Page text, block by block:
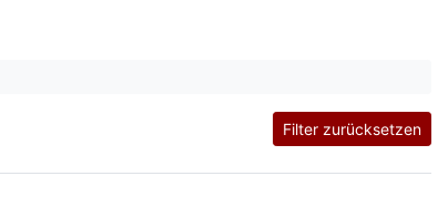
Filter zurücksetzen